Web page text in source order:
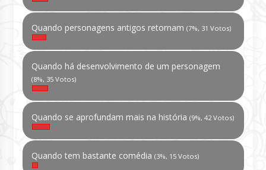
Quando personagens antigos retornam (7%, 31 Votos)
Quando há desenvolvimento de um personagem
(8%, 35 Votos)
Quando se aprofundam mais na história (9%, 42 Votos)
Quando tem bastante comédia (3%, 15 Votos)